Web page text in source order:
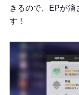
きるので、EPが溜
す！